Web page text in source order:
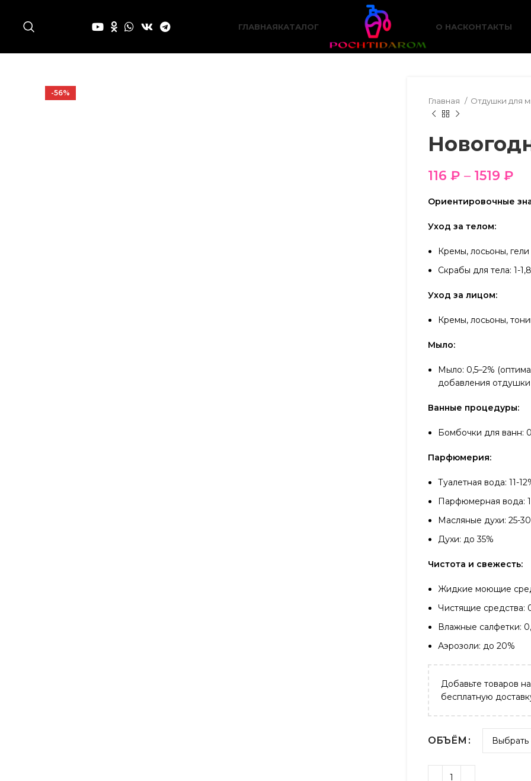
ГЛАВНАЯКАТАЛОГ О НАСКОНТАКТЫ
-56%
Главная Отдушки для
116 ₽ – 1519 ₽
Ориентировочные
Уход за телом:
Кремы, лосьоны,
Скрабы для тела: 1-
Уход за лицом:
Кремы, лосьоны,
Мыло:
Мыло: 0,5–2%
добавления
Ванные процедуры:
Бомбочки для ванн:
Парфюмерия:
Туалетная вода: 11-
Парфюмерная вода:
Масляные духи: 25-
Духи: до 35%
Чистота и свежесть:
Жидкие моющие
Чистящие средства:
Влажные салфетки:
Аэрозоли: до 20%
Добавьте товаров
бесплатную
ОБЪЁМ